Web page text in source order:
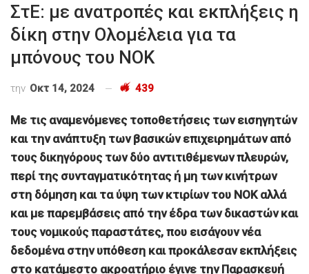
ΣτΕ: με ανατροπές και εκπλήξεις η
δίκη στην Ολομέλεια για τα
μπόνους του ΝΟΚ
την Οκτ 14, 2024 439
Με τις αναμενόμενες τοποθετήσεις των εισηγητών
και την ανάπτυξη των βασικών επιχειρημάτων από
τους δικηγόρους των δύο αντιτιθέμενων πλευρών,
περί της συνταγματικότητας ή μη των κινήτρων
στη δόμηση και τα ύψη των κτιρίων του ΝΟΚ αλλά
και με παρεμβάσεις από την έδρα των δικαστών και
τους νομικούς παραστάτες, που εισάγουν νέα
δεδομένα στην υπόθεση και προκάλεσαν εκπλήξεις
στο κατάμεστο ακροατήριο έγινε την Παρασκευή